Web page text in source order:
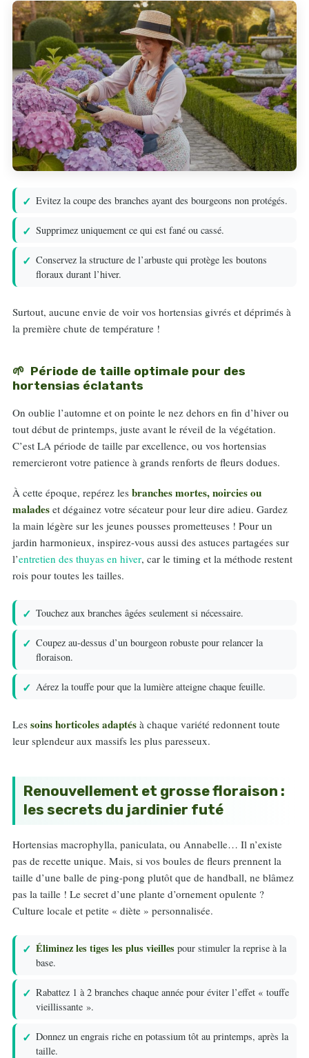
Evitez la coupe des branches ayant des bourgeons non protégés.
Supprimez uniquement ce qui est fané ou cassé.
Conservez la structure de l’arbuste qui protège les boutons
floraux durant l’hiver.
Surtout, aucune envie de voir vos hortensias givrés et déprimés à
la première chute de température !
Période de taille optimale pour des
hortensias éclatants
On oublie l’automne et on pointe le nez dehors en fin d’hiver ou
tout début de printemps, juste avant le réveil de la végétation.
C’est LA période de taille par excellence, ou vos hortensias
remercieront votre patience à grands renforts de fleurs dodues.
À cette époque, repérez les branches mortes, noircies ou
malades et dégainez votre sécateur pour leur dire adieu. Gardez
la main légère sur les jeunes pousses prometteuses ! Pour un
jardin harmonieux, inspirez-vous aussi des astuces partagées sur
l’entretien des thuyas en hiver, car le timing et la méthode restent
rois pour toutes les tailles.
Touchez aux branches âgées seulement si nécessaire.
Coupez au-dessus d’un bourgeon robuste pour relancer la
floraison.
Aérez la touffe pour que la lumière atteigne chaque feuille.
Les soins horticoles adaptés à chaque variété redonnent toute
leur splendeur aux massifs les plus paresseux.
Renouvellement et grosse floraison :
les secrets du jardinier futé
Hortensias macrophylla, paniculata, ou Annabelle… Il n’existe
pas de recette unique. Mais, si vos boules de fleurs prennent la
taille d’une balle de ping-pong plutôt que de handball, ne blâmez
pas la taille ! Le secret d’une plante d’ornement opulente ?
Culture locale et petite « diète » personnalisée.
Éliminez les tiges les plus vieilles pour stimuler la reprise à la
base.
Rabattez 1 à 2 branches chaque année pour éviter l’effet « touffe
vieillissante ».
Donnez un engrais riche en potassium tôt au printemps, après la
taille.